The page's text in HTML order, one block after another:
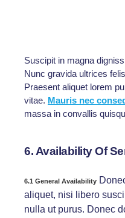
Suscipit in magna
Nunc gravida ultrices
Praesent aliquet lorem
vitae. Mauris nec
massa in convallis
6. Availability Of
6.1 General Availability
aliquet, nisi libero
nulla ut purus. Donec